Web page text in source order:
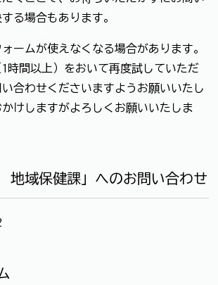
る場合もあります。
ームが使えなくなる場合があります。
時間以上）をおいて再度試していただ
合わせくださいますようお願いいたし
けしますがよろしくお願いいたしま
地域保健課」へのお問い合わせ